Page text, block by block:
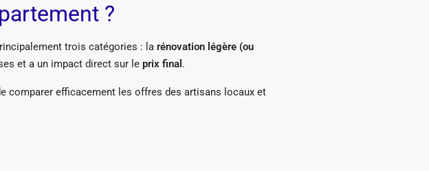
?
trois catégories : la rénovation légère (ou
et a un impact direct sur le prix final .
comparer efficacement les offres des artisans locaux et